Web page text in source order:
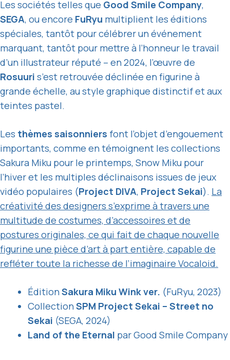
Les sociétés telles que Good Smile Company,
SEGA, ou encore FuRyu multiplient les éditions
spéciales, tantôt pour célébrer un événement
marquant, tantôt pour mettre à l’honneur le travail
d’un illustrateur réputé – en 2024, l’œuvre de
Rosuuri s’est retrouvée déclinée en figurine à
grande échelle, au style graphique distinctif et aux
teintes pastel.
Les thèmes saisonniers font l’objet d’engouement
importants, comme en témoignent les collections
Sakura Miku pour le printemps, Snow Miku pour
l’hiver et les multiples déclinaisons issues de jeux
vidéo populaires (Project DIVA, Project Sekai). La
créativité des designers s’exprime à travers une
multitude de costumes, d’accessoires et de
postures originales, ce qui fait de chaque nouvelle
figurine une pièce d’art à part entière, capable de
refléter toute la richesse de l’imaginaire Vocaloid.
ÉditionSakura Miku Wink ver. (FuRyu, 2023)
CollectionSPM Project Sekai – Street no
Sekai (SEGA, 2024)
Land of the Eternal par Good Smile Company